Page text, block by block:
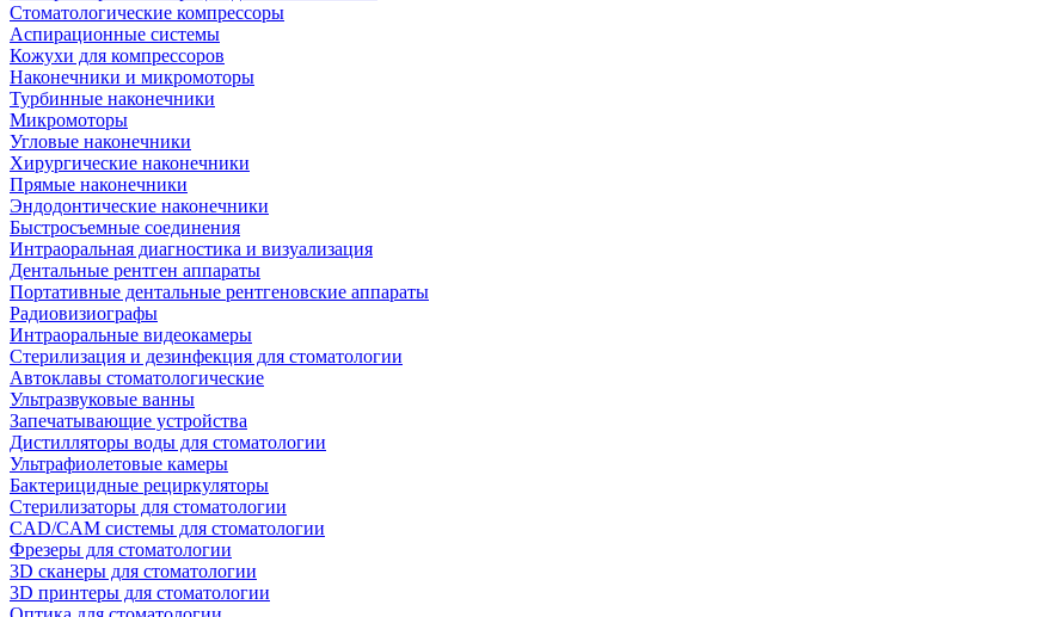
Стоматологические компрессоры
Аспирационные системы
Кожухи для компрессоров
Наконечники и микромоторы
Турбинные наконечники
Микромоторы
Угловые наконечники
Хирургические наконечники
Прямые наконечники
Эндодонтические наконечники
Быстросъемные соединения
Интраоральная диагностика и визуализация
Дентальные рентген аппараты
Портативные дентальные рентгеновские аппараты
Радиовизиографы
Интраоральные видеокамеры
Стерилизация и дезинфекция для стоматологии
Автоклавы стоматологические
Ультразвуковые ванны
Запечатывающие устройства
Дистилляторы воды для стоматологии
Ультрафиолетовые камеры
Бактерицидные рециркуляторы
Стерилизаторы для стоматологии
CAD/CAM системы для стоматологии
Фрезеры для стоматологии
3D cканеры для стоматологии
3D принтеры для стоматологии